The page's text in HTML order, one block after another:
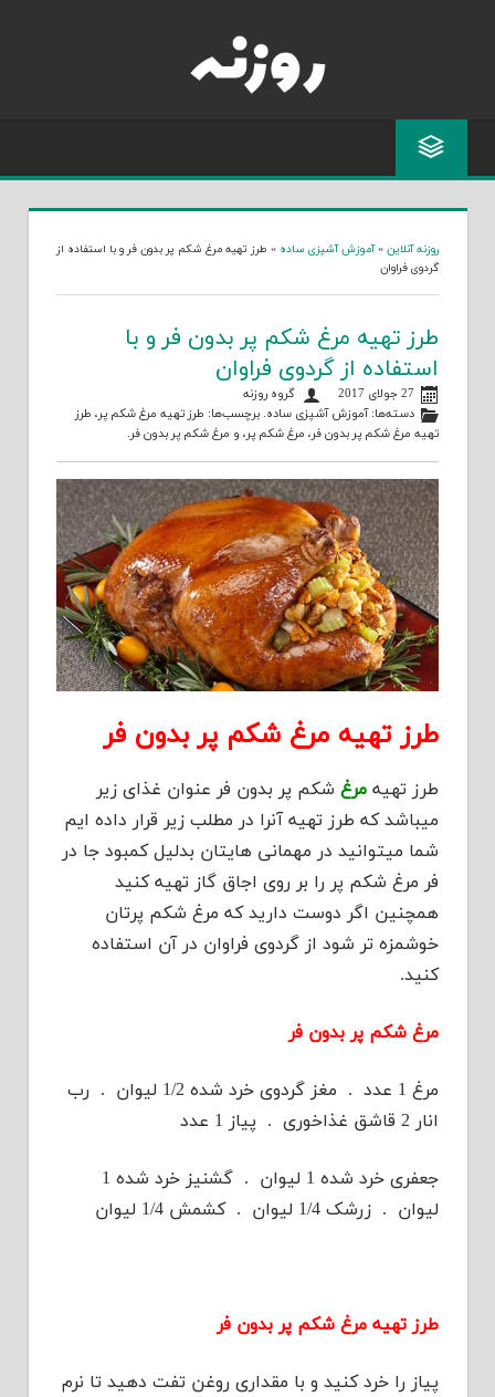
روزنه آنلاین »آموزش آشپزی ساده » طرز تهیه مرغ شکم پر بدون فر و با استفاده از
گردوی فراوان
طرز تهیه مرغ شکم پر بدون فر و با
استفاده از گردوی فراوان
27 جولای 2017
گروه روزنه
دسته‌ها:آموزش آشپزی ساده. برچسب‌ها: طرز تهیه مرغ شکم پر، طرز
تهیه مرغ شکم پر بدون فر، مرغ شکم پر، و مرغ شکم پر بدون فر.
طرز تهیه مرغ شکم پر بدون فر
طرز تهیه مرغ شکم پر بدون فر عنوان غذای زیر
میباشد که طرز تهیه آنرا در مطلب زیر قرار داده ایم
شما میتوانید در مهمانی هایتان بدلیل کمبود جا در
فر مرغ شکم پر را بر روی اجاق گاز تهیه کنید
همچنین اگر دوست دارید که مرغ شکم پرتان
خوشمزه تر شود از گردوی فراوان در آن استفاده
کنید.
مرغ شکم پر بدون فر
مرغ 1 عدد . مغز گردوی خرد شده 1/2 لیوان . رب
انار 2 قاشق غذاخوری . پیاز 1 عدد
جعفری خرد شده 1 لیوان . گشنیز خرد شده 1
لیوان . زرشک 1/4 لیوان . کشمش 1/4 لیوان
طرز تهیه مرغ شکم پر بدون فر
پیاز را خرد کنید و با مقداری روغن تفت دهید تا نرم